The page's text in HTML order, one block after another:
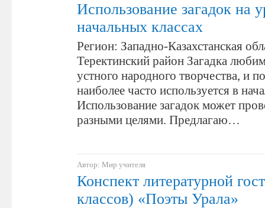
Использование загадок на
начальных классах
Регион: Западно-Казахстанская
Теректинский район Загадка
устного народного творчества, и
наиболее часто используется в
Использование загадок может
разными целями. Предлагаю…
Автор: Мир учителя
Конспект литературной
классов) «Поэты Урала»